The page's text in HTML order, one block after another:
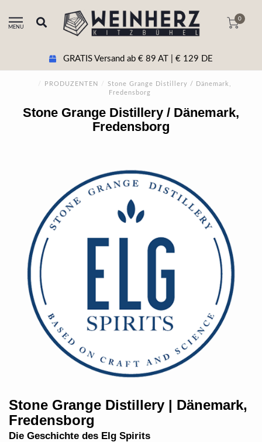
MENU
0
GRATIS Versand ab € 89 AT | € 129 DE
/ PRODUZENTEN /
Stone Grange Distillery / Dänemark,
Fredensborg
Stone Grange Distillery / Dänemark,
Fredensborg
Stone Grange Distillery | Dänemark,
Fredensborg
Die Geschichte des Elg Spirits